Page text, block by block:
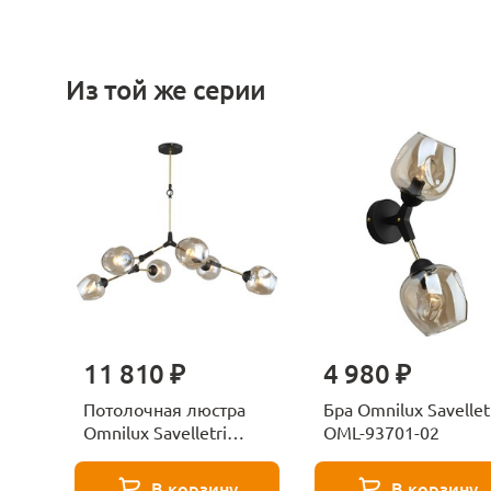
Из той же серии
11 810 ₽
Потолочная люстра
Omnilux Savelletri
4 980 ₽
Бра Omnilux
OML-93701-02